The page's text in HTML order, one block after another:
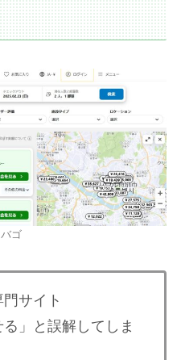
バゴ
サイト
」と誤解してしま